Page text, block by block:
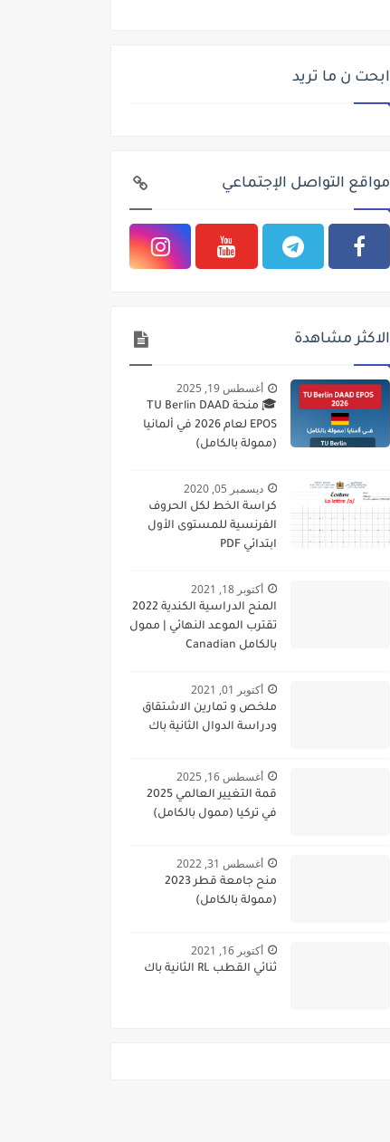
ابحت ن ما تريد
مواقع التواصل الإجتماعي
الاكثر مشاهدة
أغسطس 19, 2025
🎓 منحة TU Berlin DAAD
EPOS لعام 2026 في ألمانيا
(ممولة بالكامل)
ديسمبر 05, 2020
كراسة الخط لكل الحروف
الفرنسية للمستوى الأول
ابتدائي PDF
أكتوبر 18, 2021
المنح الدراسية الكندية 2022
تقترب الموعد النهائي | ممول
بالكامل Canadian
Deadline Approaching
أكتوبر 01, 2021
ملخص و تمارين الاشتقاق
ودراسة الدوال الثانية باك
أغسطس 16, 2025
قمة التغيير العالمي 2025
في تركيا (ممول بالكامل)
أغسطس 31, 2022
منح جامعة قطر 2023
(ممولة بالكامل)
أكتوبر 16, 2021
ثنائي القطب RL الثانية باك